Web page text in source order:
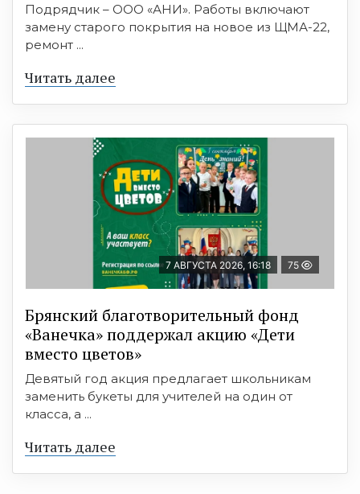
Подрядчик – ООО «АНИ». Работы включают
замену старого покрытия на новое из ЩМА-22,
ремонт ...
Читать далее
7 АВГУСТА 2026, 16:18 75
Брянский благотворительный фонд
«Ванечка» поддержал акцию «Дети
вместо цветов»
Девятый год акция предлагает школьникам
заменить букеты для учителей на один от
класса, а ...
Читать далее